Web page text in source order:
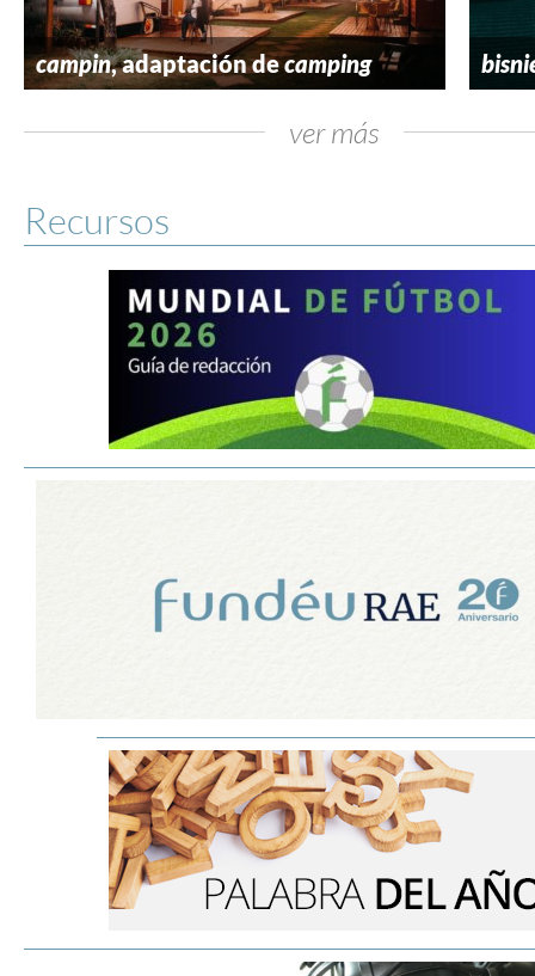
campin, adaptación decamping
ver más
Recursos